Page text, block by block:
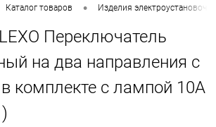
Каталог товаров • Изделия
Переключатель
на два направления с
в комплекте с лампой 10А